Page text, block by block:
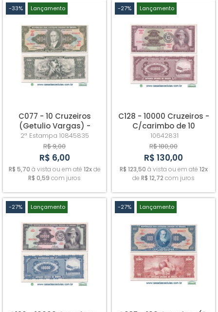
-33% Lançamento
C077 - 10 Cruzeiros
(Getulio Vargas) -
Sob/Fe
2ª Estampa 10845835
R$ 9,00
R$ 6,00
R$ 5,70 à vista ou em até 12xde
R$ 0,59 com juros
-27% Lançamento
C128 - 10000 Cruzeiros -
C/carimbo de 10
Cruzeiros Novos -
Sob/Fe
10642831
R$ 180,00
R$ 130,00
R$ 123,50 à vista ou em até 12x
de R$ 12,72 com juros
-27% Lançamento -27% Lançamento